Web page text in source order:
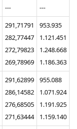
---
---
291,71791
282,77447
272,79823
269,78969
953.935
1.121.451
1.248.668
1.186.363
291,62899
286,14582
276,68505
271,63444
955.088
1.071.924
1.191.925
1.159.140